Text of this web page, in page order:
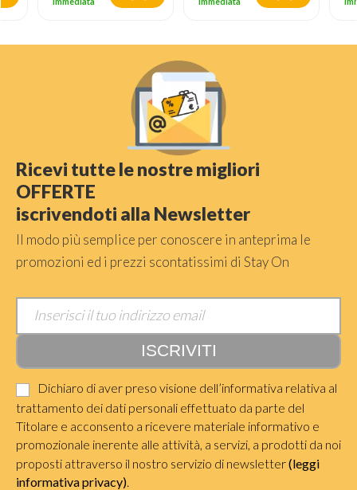
Ricevi tutte le nostre migliori
OFFERTE
iscrivendoti alla Newsletter
Il modo più semplice per conoscere in anteprima le
promozioni ed i prezzi scontatissimi di Stay On
Dichiaro di aver preso visione dell’informativa relativa al
trattamento dei dati personali effettuato da parte del
Titolare e acconsento a ricevere materiale informativo e
promozionale inerente alle attività, a servizi, a prodotti da noi
proposti attraverso il nostro servizio di newsletter(leggi
informativa privacy).